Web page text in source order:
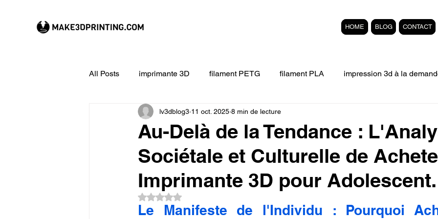
HOME BLOG CONTACT
All Posts imprimante 3D filament PETG filament PLA impression 3d à la
CREALITY imprimante 3D Filament 3D FLEXIBLE
Filament 3D Formation à l'impression 3D. Formation éligible au CPF Impressio
impression 3D en ligne Formation 3D en ligne.
Au-Delà de la Tendance :
Sociétale et Culturelle de
Imprimante 3D pour Adolescent.
lv3dblog3 11 oct. 2025 8 min de lecture
Noté NaN étoiles sur 5.
Le Manifeste de l'Individu : Pourquoi